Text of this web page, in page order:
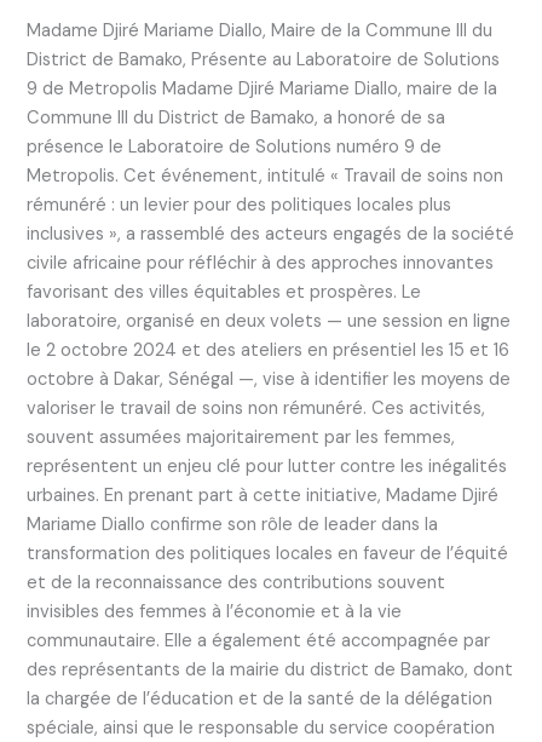
Madame Djiré Mariame Diallo, Maire de la Commune III du
District de Bamako, Présente au Laboratoire de Solutions
9 de Metropolis Madame Djiré Mariame Diallo, maire de la
Commune III du District de Bamako, a honoré de sa
présence le Laboratoire de Solutions numéro 9 de
Metropolis. Cet événement, intitulé « Travail de soins non
rémunéré : un levier pour des politiques locales plus
inclusives », a rassemblé des acteurs engagés de la société
civile africaine pour réfléchir à des approches innovantes
favorisant des villes équitables et prospères. Le
laboratoire, organisé en deux volets — une session en ligne
le 2 octobre 2024 et des ateliers en présentiel les 15 et 16
octobre à Dakar, Sénégal —, vise à identifier les moyens de
valoriser le travail de soins non rémunéré. Ces activités,
souvent assumées majoritairement par les femmes,
représentent un enjeu clé pour lutter contre les inégalités
urbaines. En prenant part à cette initiative, Madame Djiré
Mariame Diallo confirme son rôle de leader dans la
transformation des politiques locales en faveur de l’équité
et de la reconnaissance des contributions souvent
invisibles des femmes à l’économie et à la vie
communautaire. Elle a également été accompagnée par
des représentants de la mairie du district de Bamako, dont
la chargée de l’éducation et de la santé de la délégation
spéciale, ainsi que le responsable du service coopération
9
de
Metropolis